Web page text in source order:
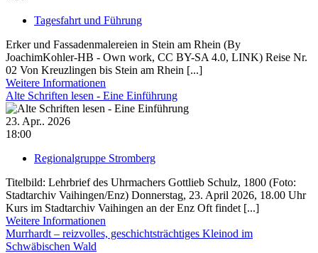
Tagesfahrt und Führung
Erker und Fassadenmalereien in Stein am Rhein (By
JoachimKohler-HB - Own work, CC BY-SA 4.0, LINK) Reise Nr.
02 Von Kreuzlingen bis Stein am Rhein [...]
Weitere Informationen
Alte Schriften lesen - Eine Einführung
23. Apr.. 2026
18:00
Regionalgruppe Stromberg
Titelbild: Lehrbrief des Uhrmachers Gottlieb Schulz, 1800 (Foto:
Stadtarchiv Vaihingen/Enz) Donnerstag, 23. April 2026, 18.00 Uhr
Kurs im Stadtarchiv Vaihingen an der Enz Oft findet [...]
Weitere Informationen
Murrhardt – reizvolles, geschichtsträchtiges Kleinod im
Schwäbischen Wald